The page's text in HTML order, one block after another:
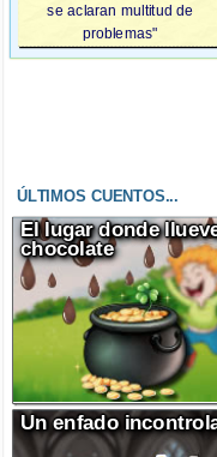
se aclaran multitud de
problemas"
ÚLTIMOS CUENTOS...
El lugar donde
chocolate
Un enfado